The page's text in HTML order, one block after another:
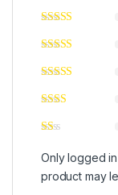
Only logged
product may